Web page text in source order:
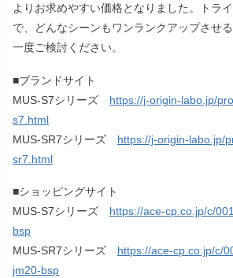
よりお求めやすい価格となりました。トラ
で、どんなシーンもワンランクアップさせ
一度ご検討ください。
■ブランドサイト
MUS-S7シリーズ https://j-origin-labo.jp/
s7.html
MUS-SR7シリーズ https://j-origin-labo.jp/
sr7.html
■ショッピングサイト
MUS-S7シリーズ https://ace-cp.co.jp/c/
bsp
MUS-SR7シリーズ https://ace-cp.co.jp/c/
jm20-bsp